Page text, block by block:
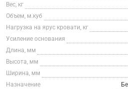
Вес, кг
Объем, м.куб
Нагрузка на ярус кровати, кг
Усиление основания
Длина, мм
Высота, мм
Ширина, мм
Назначение